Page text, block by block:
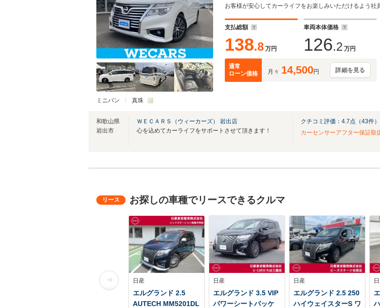
ミニバン 真珠
ター/シート 合皮/電動バックドア/
HID
支払総額
138.8 万円
車両本体価格
126.2 万円
通常
ローン価格
月々 14,500円 詳細を見る
和歌山県
岩出市
ＷＥＣＡＲＳ（ウィーカーズ） 岩出店
心を込めてカーライフをサポートさせて頂きます！
クチコミ評価： 4.7点（43件）
カーセンサーアフター保証取
お探しの車種でリースできるクルマ
日産
エルグランド 2.5
AUTECH MM5201DL
日産
エルグランド 3.5 VIP
パワーシートパッケ
日産
エルグランド 2.5 250
ハイウェイスターS ワ